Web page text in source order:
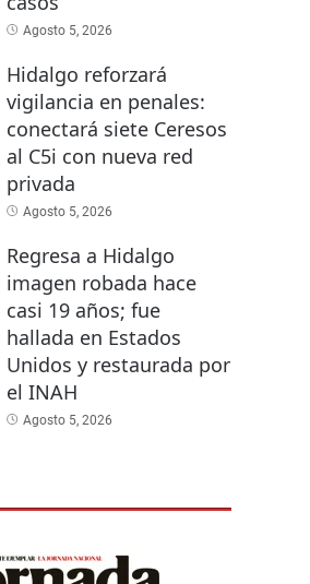
Agosto 5, 2026
Hidalgo reforzará
vigilancia en penales:
conectará siete Ceresos
al C5i con nueva red
privada
Agosto 5, 2026
Regresa a Hidalgo
imagen robada hace
casi 19 años; fue
hallada en Estados
Unidos y restaurada por
el INAH
Agosto 5, 2026